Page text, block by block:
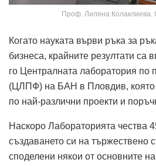
Проф. Лиляна Колаклиева.
Когато науката върви ръка за
бизнеса, крайните резултати са
го Централната лаборатория по
(ЦЛПФ) на БАН в Пловдив, която
по най-различни проекти и
Наскоро Лабораторията чества
създаването си на тържествено
споделени някои от основните